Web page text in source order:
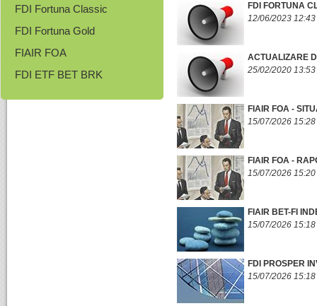
FDI Fortuna Classic
FDI Fortuna Gold
FIAIR FOA
FDI ETF BET BRK
FDI FORTUNA
12/06/2023 12:43
ACTUALIZARE
25/02/2020 13:53
FIAIR FOA -
15/07/2026 15:28
FIAIR FOA -
15/07/2026 15:20
FIAIR BET-FI
15/07/2026 15:18
FDI PROSPER
15/07/2026 15:18